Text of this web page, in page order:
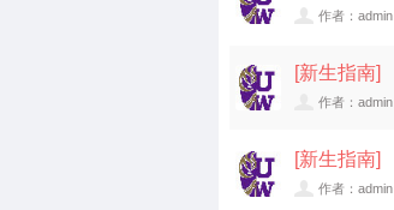
作者：admin
[新生指南]
作者：admin
[新生指南]
作者：admin